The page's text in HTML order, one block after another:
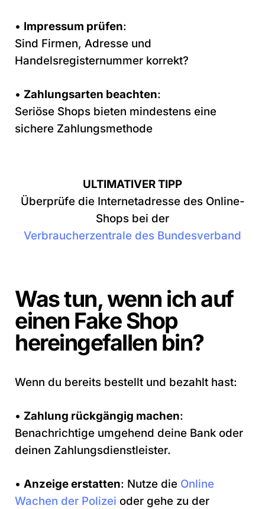
• Impressum prüfen:
Sind Firmen, Adresse und
Handelsregisternummer korrekt?
• Zahlungsarten beachten:
Seriöse Shops bieten mindestens eine
sichere Zahlungsmethode
ULTIMATIVER TIPP
Überprüfe die Internetadresse des Online-
Shops bei der
Verbraucherzentrale des Bundesverband
Was tun, wenn ich auf
einen Fake Shop
hereingefallen bin?
Wenn du bereits bestellt und bezahlt hast:
• Zahlung rückgängig machen:
Benachrichtige umgehend deine Bank oder
deinen Zahlungsdienstleister.
• Anzeige erstatten: Nutze die Online
Wachen der Polizei oder gehe zu der